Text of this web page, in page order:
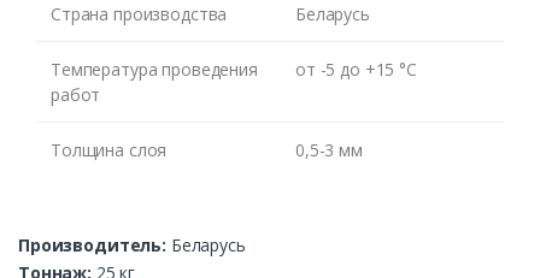
Страна производства Беларусь
Температура проведения
работ
от -5 до +15 °С
Толщина слоя 0,5-3 мм
Производитель: Беларусь
Тоннаж: 25 кг